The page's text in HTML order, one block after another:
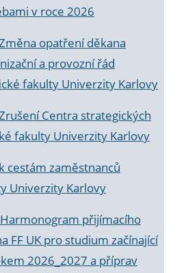
v roce 2026
opatření děkana
a provozní řád
fakulty Univerzity Karlovy
Centra strategických
fakulty Univerzity Karlovy
cestám zaměstnanců
Univerzity Karlovy
přijímacího
FF UK pro studium začínající
2026_2027 a příprav